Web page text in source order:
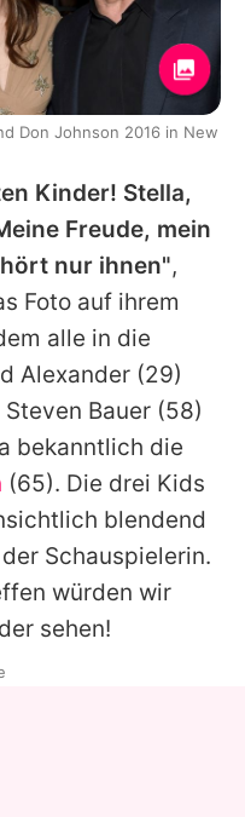
Kinder! Stella,
Freude, mein
nur ihnen",
Foto auf ihrem
alle in die
Alexander (29)
Steven Bauer (58)
bekanntlich die
(65). Die drei Kids
blendend
Schauspielerin.
würden wir
sehen!
Don Johnson 2016 in New